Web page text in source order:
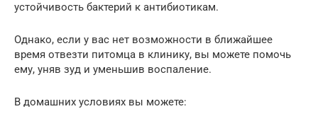
устойчивость бактерий к антибиотикам.
Однако, если у вас нет возможности в ближайшее
время отвезти питомца в клинику, вы можете помочь
ему, уняв зуд и уменьшив воспаление.
В домашних условиях вы можете: